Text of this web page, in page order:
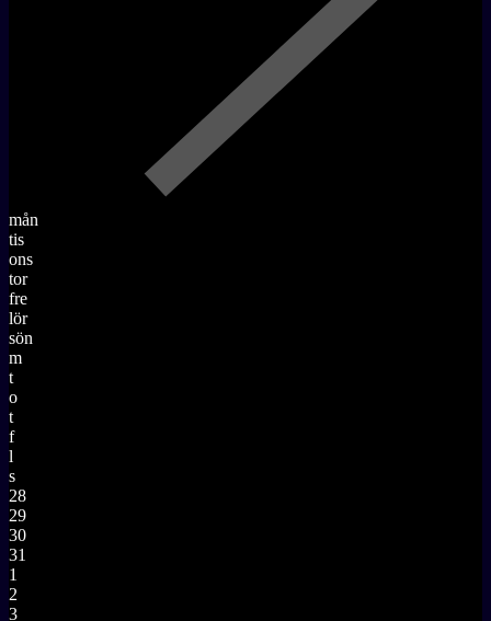
mån
tis
ons
tor
fre
lör
sön
m
t
o
t
f
l
s
28
29
30
31
1
2
3